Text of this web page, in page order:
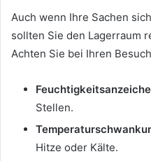
Auch wenn Ihre Sachen
sollten Sie den Lagerraum
Achten Sie bei Ihren
Stellen.
Hitze oder Kälte.